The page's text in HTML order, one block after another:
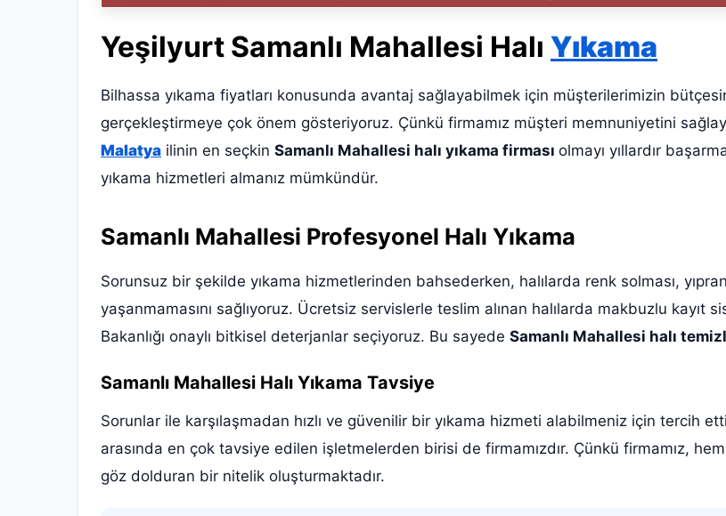
Yeşilyurt Samanlı Mahallesi Halı Yıkama
Bilhassa yıkama fiyatları konusunda avantaj sağlayabilmek için müşterilerimizin
gerçekleştirmeye çok önem gösteriyoruz. Çünkü firmamız müşteri memnuniyetini
Malatya ilinin en seçkin Samanlı Mahallesi halı yıkama firması olmayı yıllardır
yıkama hizmetleri almanız mümkündür.
Samanlı Mahallesi Profesyonel Halı Yıkama
Sorunsuz bir şekilde yıkama hizmetlerinden bahsederken, halılarda renk solması,
yaşanmamasını sağlıyoruz. Ücretsiz servislerle teslim alınan halılarda makbuzlu kayıt
Bakanlığı onaylı bitkisel deterjanlar seçiyoruz. Bu sayede Samanlı Mahallesi halı
Samanlı Mahallesi Halı Yıkama Tavsiye
Sorunlar ile karşılaşmadan hızlı ve güvenilir bir yıkama hizmeti alabilmeniz için tercih
arasında en çok tavsiye edilen işletmelerden birisi de firmamızdır. Çünkü firmamız,
göz dolduran bir nitelik oluşturmaktadır.